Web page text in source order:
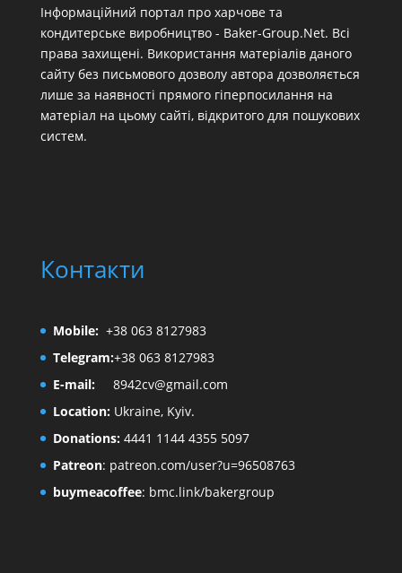
Інформаційний портал про харчове та
кондитерське виробництво - Baker-Group.Net. Всі
права захищені. Використання матеріалів даного
сайту без письмового дозволу автора дозволяється
лише за наявності прямого гіперпосилання на
матеріал на цьому сайті, відкритого для пошукових
систем.
Контакти
Mobile: +38 063 8127983
Telegram:+38 063 8127983
E-mail:
8942cv@gmail.com
Location:Ukraine, Kyiv.
Donations:4441 1144 4355 5097
Patreon: patreon.com/user?u=96508763
buymeacoffee: bmc.link/bakergroup